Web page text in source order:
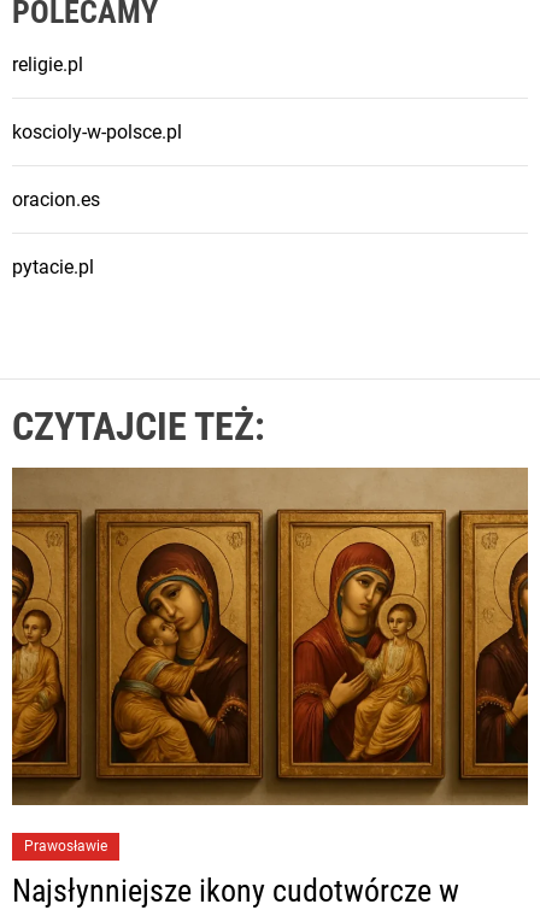
POLECAMY
religie.pl
koscioly-w-polsce.pl
oracion.es
pytacie.pl
CZYTAJCIE TEŻ:
Prawosławie
Najsłynniejsze ikony cudotwórcze w